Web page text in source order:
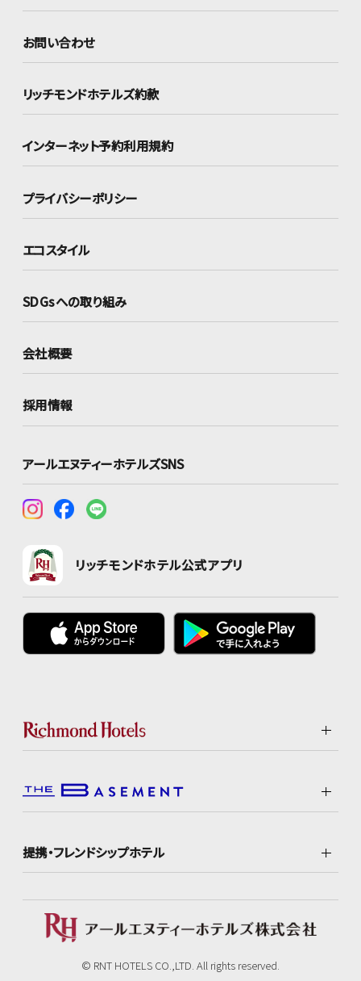
お問い合わせ
リッチモンドホテルズ約款
インターネット予約利用規約
プライバシーポリシー
エコスタイル
SDGsへの取り組み
会社概要
採用情報
アールエヌティーホテルズSNS
リッチモンドホテル公式アプリ
提携・フレンドシップホテル
© RNT HOTELS CO.,LTD. All rights reserved.